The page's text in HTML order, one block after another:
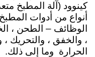
أنواع من أدوات
الوظائف – الطحن ،
، والخفق ، والتحريك
الحرارة وما إلى ذلك.